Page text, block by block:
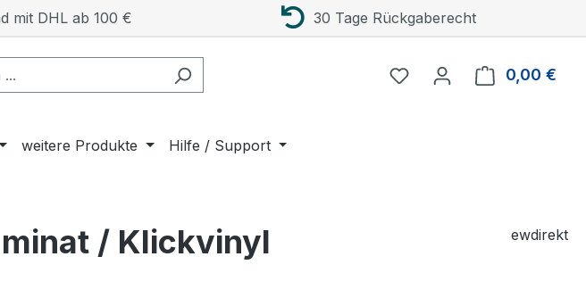
mit DHL ab 100 € 30 Tage Rückgaberecht
0,00 €
weitere Produkte Hilfe / Support
/ Klickvinyl ewdirekt